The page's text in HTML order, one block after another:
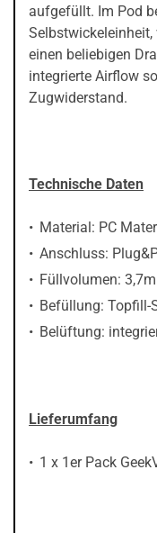
aufgefüllt. Im Pod
einen beliebigen
integrierte Airflow
Zugwiderstand.
Technische Daten
Material: PC
Anschluss:
Füllvolumen:
Befüllung: Topfill-
Belüftung:
Lieferumfang
1 x 1er Pack